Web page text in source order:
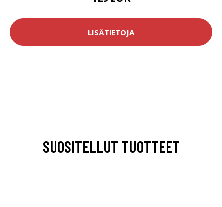
LISÄTIETOJA
SUOSITELLUT TUOTTEET